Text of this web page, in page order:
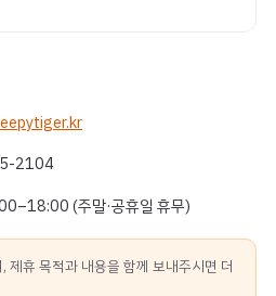
2104
(주말·공휴일 휴무)
제휴 목적과 내용을 함께 보내주시면 더